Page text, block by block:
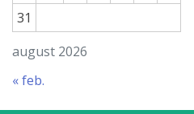
august 2026
31
« feb.